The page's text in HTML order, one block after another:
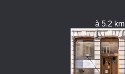
à 5.2 km